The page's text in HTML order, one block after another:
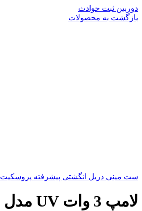
دوربین ثبت حوادث
بازگشت به محصولات
ست مینی دریل انگشتی پیشرفته پروسکیت Proskit مدل PT-5501
لامپ 3 وات UV مدل USB